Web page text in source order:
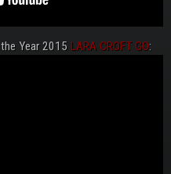
Year 2015 LARA CROFT GO: